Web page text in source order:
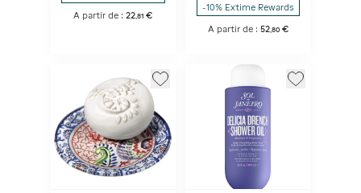
A partir de :22,81 €
-10% Extime Rewards
A partir de : 52, 80 €